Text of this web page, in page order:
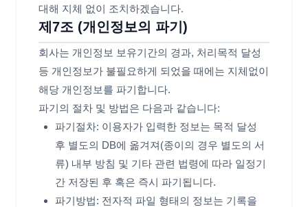
대해 지체 없이 조치하겠습니다.
제7조 (개인정보의 파기)
회사는 개인정보 보유기간의 경과, 처리목적 달성
등 개인정보가 불필요하게 되었을 때에는 지체없이
해당 개인정보를 파기합니다.
파기의 절차 및 방법은 다음과 같습니다:
파기절차: 이용자가 입력한 정보는 목적 달성
후 별도의 DB에 옮겨져(종이의 경우 별도의 서
류) 내부 방침 및 기타 관련 법령에 따라 일정기
간 저장된 후 혹은 즉시 파기됩니다.
파기방법: 전자적 파일 형태의 정보는 기록을